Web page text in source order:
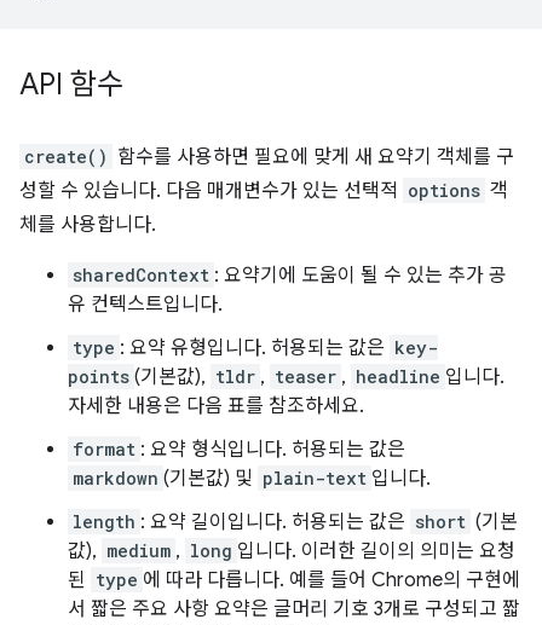
API 함수
create() 함수를 사용하면 필요에 맞게 새 요약기 객체를 구
성할 수 있습니다. 다음 매개변수가 있는 선택적 options 객
체를 사용합니다.
sharedContext : 요약기에 도움이 될 수 있는 추가 공
유 컨텍스트입니다.
type : 요약 유형입니다. 허용되는 값은 key-
points (기본값), tldr , teaser , headline 입니다.
자세한 내용은 다음 표를 참조하세요.
format : 요약 형식입니다. 허용되는 값은
markdown (기본값) 및 plain-text 입니다.
length : 요약 길이입니다. 허용되는 값은 short (기본
값), medium , long 입니다. 이러한 길이의 의미는 요청
된 type 에 따라 다릅니다. 예를 들어 Chrome의 구현에
서 짧은 주요 사항 요약은 글머리 기호 3개로 구성되고 짧